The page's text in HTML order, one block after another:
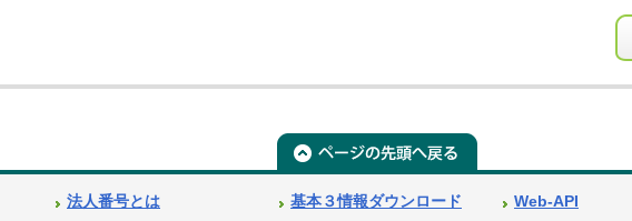
法人番号とは
基本３情報ダウンロード
Web-API